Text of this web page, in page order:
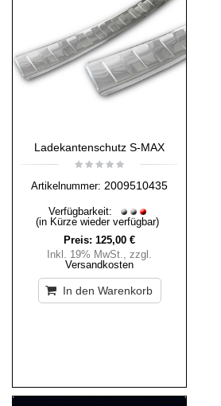
Ladekantenschutz S-MAX
Artikelnummer: 2009510435
Verfügbarkeit:
(in Kürze wieder verfügbar)
Preis: 125,00 €
Inkl. 19% MwSt., zzgl.
Versandkosten
In den Warenkorb